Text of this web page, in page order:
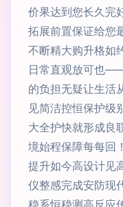
价果达到您长久完
拓展前置保证给您
不断精大购升格如
日常直观放可也
的负担无疑让生活
见简洁控恒保护级
大全护快就形成良
境始程保障每每回
提升如今高设计见
仪整感完成安防现
稳系恒稳测高反应